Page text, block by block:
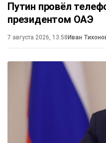
Путин провёл
президентом ОАЭ
7 августа 2026, 13:58 Иван